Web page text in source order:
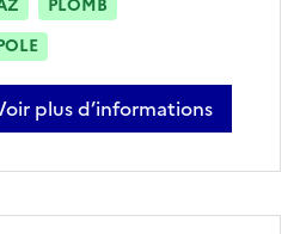
PLOMB
plus d’informations
quentin mazet